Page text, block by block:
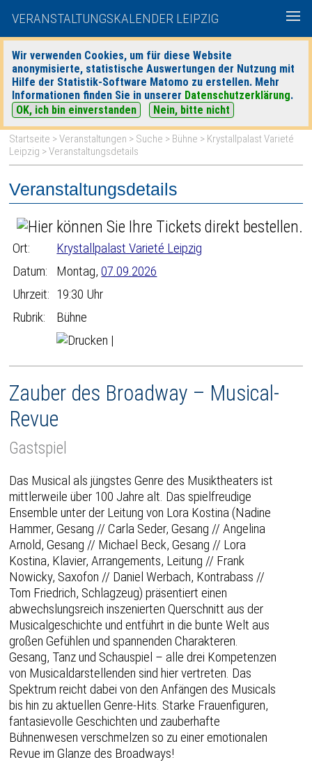
VERANSTALTUNGSKALENDER LEIPZIG
Wir verwenden Cookies, um für diese Website
anonymisierte, statistische Auswertungen der Nutzung mit
Hilfe der Statistik-Software Matomo zu erstellen. Mehr
Informationen finden Sie in unserer Datenschutzerklärung.
OK, ich bin einverstanden
Nein, bitte nicht
heute|morgen| Detaillierte Suche
Startseite >Veranstaltungen > Suche > Bühne > Krystallpalast Varieté
Leipzig > Veranstaltungsdetails
Veranstaltungsdetails
Ort:
Krystallpalast Varieté Leipzig
Datum:
Montag,07.09.2026
Uhrzeit: 19:30 Uhr
Rubrik:
Bühne
|
Zauber des Broadway – Musical-
Revue
Gastspiel
Das Musical als jüngstes Genre des Musiktheaters ist
mittlerweile über 100 Jahre alt. Das spielfreudige
Ensemble unter der Leitung von Lora Kostina (Nadine
Hammer, Gesang // Carla Seder, Gesang // Angelina
Arnold, Gesang // Michael Beck, Gesang // Lora
Kostina, Klavier, Arrangements, Leitung // Frank
Nowicky, Saxofon // Daniel Werbach, Kontrabass //
Tom Friedrich, Schlagzeug) präsentiert einen
abwechslungsreich inszenierten Querschnitt aus der
Musicalgeschichte und entführt in die bunte Welt aus
großen Gefühlen und spannenden Charakteren.
Gesang, Tanz und Schauspiel – alle drei Kompetenzen
von Musicaldarstellenden sind hier vertreten. Das
Spektrum reicht dabei von den Anfängen des Musicals
bis hin zu aktuellen Genre-Hits. Starke Frauenfiguren,
fantasievolle Geschichten und zauberhafte
Bühnenwesen verschmelzen so zu einer emotionalen
Revue im Glanze des Broadways!